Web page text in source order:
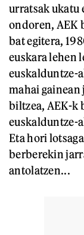
urratsak ukatu
ondoren, AEK
bat egitera,
euskara lehen
euskalduntze-
mahai
biltzea, AEK-k
euskalduntze-
Eta hori
berberekin
antolatzen...